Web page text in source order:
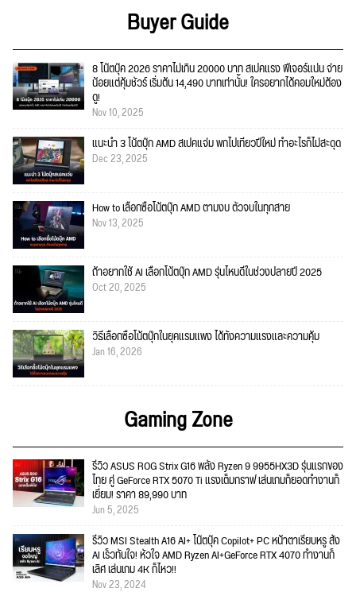
Buyer Guide
8 โน๊ตบุ๊ค 2026 ราคาไม่เกิน 20000 บาท สเปคแรง ฟีเจอร์แน่น จ่าย
น้อยแต่คุ้มชัวร์ เริ่มต้น 14,490 บาทเท่านั้น! ใครอยากได้คอมใหม่ต้อง
ดู!
Nov 10, 2025
แนะนำ 3 โน้ตบุ๊ก AMD สเปคแจ่ม พกไปเที่ยวปีใหม่ ทำอะไรก็ไม่สะดุด
Dec 23, 2025
How to เลือกซื้อโน้ตบุ๊ก AMD ตามงบ ตัวจบในทุกสาย
Nov 13, 2025
ถ้าอยากใช้ AI เลือกโน้ตบุ๊ก AMD รุ่นไหนดีในช่วงปลายปี 2025
Oct 20, 2025
วิธีเลือกซื้อโน้ตบุ๊กในยุคแรมแพง ได้ทั้งความแรงและความคุ้ม
Jan 16, 2026
Gaming Zone
รีวิว ASUS ROG Strix G16 พลัง Ryzen 9 9955HX3D รุ่นแรกของ
ไทย คู่ GeForce RTX 5070 Ti แรงเต็มกราฟ เล่นเกมก็ยอดทำงานก็
เยี่ยม! ราคา 89,990 บาท
Jun 5, 2025
รีวิว MSI Stealth A16 AI+ โน๊ตบุ๊ค Copilot+ PC หน้าตาเรียบหรู สั่ง
AI เร็วทันใจ! หัวใจ AMD Ryzen AI+GeForce RTX 4070 ทำงานก็
เลิศ เล่นเกม 4K ก็ไหว!!
Nov 23, 2024